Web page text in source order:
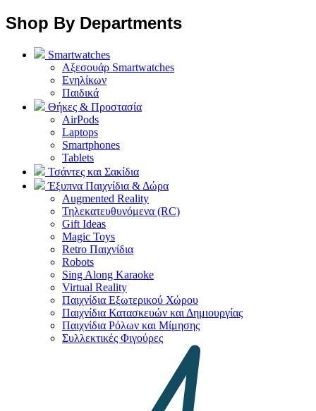
Shop By Departments
Smartwatches
Αξεσουάρ Smartwatches
Ενηλίκων
Παιδικά
Θήκες & Προστασία
AirPods
Laptops
Smartphones
Tablets
Τσάντες και Σακίδια
Έξυπνα Παιχνίδια & Δώρα
Augmented Reality
Τηλεκατευθυνόμενα (RC)
Gift Ideas
Magic Toys
Retro Παιχνίδια
Robots
Sing Along Karaoke
Virtual Reality
Παιχνίδια Εξωτερικού Χώρου
Παιχνίδια Κατασκευών και Δημιουργίας
Παιχνίδια Ρόλων και Μίμησης
Συλλεκτικές Φιγούρες